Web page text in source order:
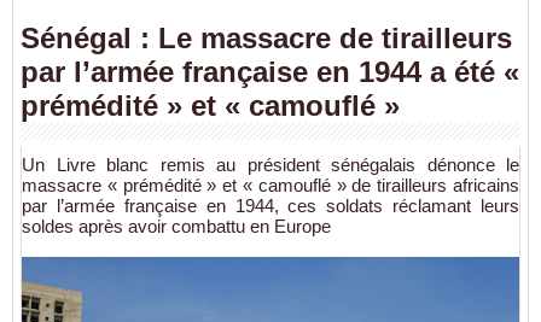
Sénégal : Le massacre de tirailleurs
par l’armée française en 1944 a été «
prémédité » et « camouflé »
Un Livre blanc remis au président sénégalais dénonce le
massacre « prémédité » et « camouflé » de tirailleurs africains
par l’armée française en 1944, ces soldats réclamant leurs
soldes après avoir combattu en Europe